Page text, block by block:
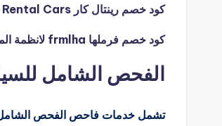
كود خصم رينتال كار Rental Cars لتأجير السيارات – مرحبا خصومات
كود خصم فرملها frmlha لانظمة المكابح للسيارات – مرحبا خصومات
الفحص الشامل
تشمل خدمات فاحص الفحص الشامل